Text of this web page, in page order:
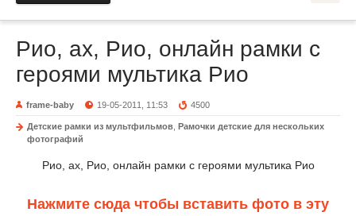
Рио, ах, Рио, онлайн рамки с
героями мультика Рио
frame-baby 19-05-2011, 11:53 4500
Детские рамки из мультфильмов Рамочки детские для нескольких
фотографий
Рио, ах, Рио, онлайн рамки с героями мультика Рио
Нажмите сюда чтобы вставить фото в эту